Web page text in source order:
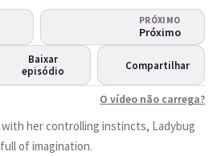
PRÓXIMO
Próximo
Baixar
episódio
Compartilhar
O vídeo não carrega?
her controlling instincts, Ladybug
of imagination.